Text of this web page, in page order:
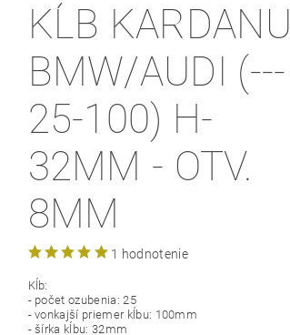
KĹB KARDANU
BMW/AUDI (---
25-100) H-
32MM - OTV.
8MM
1 hodnotenie
Kĺb:
- počet ozubenia: 25
- vonkajší priemer kĺbu: 100mm
- šírka kĺbu: 32mm